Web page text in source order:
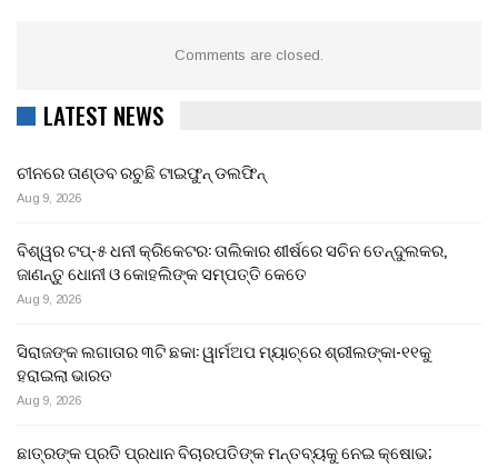
Comments are closed.
LATEST NEWS
ଚୀନରେ ତାଣ୍ଡବ ରଚୁଛି ଟାଇଫୁନ୍ ଡଲଫିନ୍
Aug 9, 2026
ବିଶ୍ୱର ଟପ୍-୫ ଧନୀ କ୍ରିକେଟର: ତାଲିକାର ଶୀର୍ଷରେ ସଚିନ ତେନ୍ଦୁଲକର,
ଜାଣନ୍ତୁ ଧୋନୀ ଓ କୋହଲିଙ୍କ ସମ୍ପତ୍ତି କେତେ
Aug 9, 2026
ସିରାଜଙ୍କ ଲଗାତାର ୩ଟି ଛକା: ୱାର୍ମଅପ ମ୍ୟାଚ୍‌ରେ ଶ୍ରୀଲଙ୍କା-୧୧କୁ
ହରାଇଲା ଭାରତ
Aug 9, 2026
ଛାତ୍ରଙ୍କ ପ୍ରତି ପ୍ରଧାନ ବିଚାରପତିଙ୍କ ମନ୍ତବ୍ୟକୁ ନେଇ କ୍ଷୋଭ;